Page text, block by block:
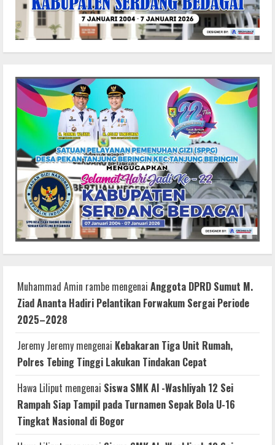
Muhammad Amin rambe mengenai Anggota DPRD Sumut M.
Ziad Ananta Hadiri Pelantikan Forwakum Sergai Periode
2025–2028
Jeremy Jeremy mengenai Kebakaran Tiga Unit Rumah,
Polres Tebing Tinggi Lakukan Tindakan Cepat
Hawa Liliput mengenai Siswa SMK Al -Washliyah 12 Sei
Rampah Siap Tampil pada Turnamen Sepak Bola U-16
Tingkat Nasional di Bogor